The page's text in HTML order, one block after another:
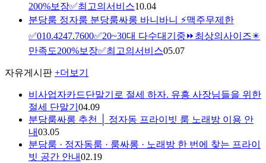
200%보장✅최고의서비스10.04
분당룸 정자룸 분당룸싸롱 바니바니 ⚡맥주무제한
✅010.4247.7600✅20~30대 다수대기중⏩최상의사이즈✴️
만족도200%보장✅최고의서비스05.07
자유게시판 +더보기
비사업자카드단말기로 절세 하자. 유흥 사장님들을 위한
절세 단말기 04.09
분당룸싸롱 추천 │ 정자동 프라이빗 룸 노래방 이용 안
내03.05
분당룸 · 정자동룸 · 룸싸롱 · 노래방 한 번에 찾는 프라이
빗 공간 안내02.19